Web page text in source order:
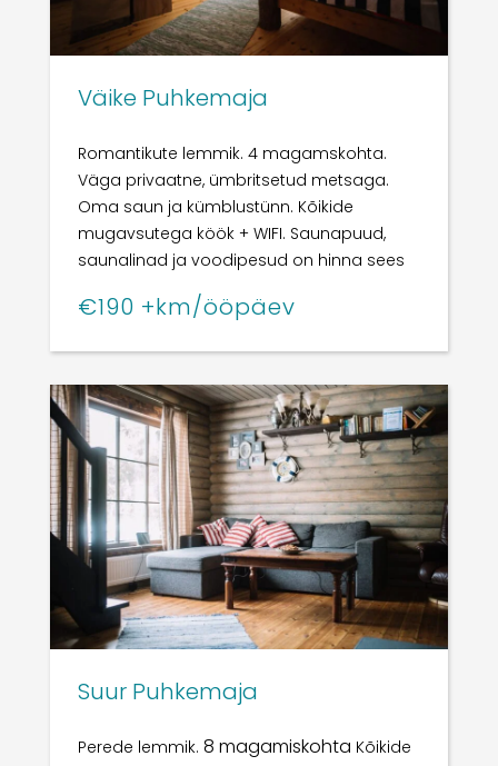
Väike Puhkemaja
Romantikute lemmik. 4 magamskohta.
Väga privaatne, ümbritsetud metsaga.
Oma saun ja kümblustünn. Kõikide
mugavsutega köök + WIFI. Saunapuud,
saunalinad ja voodipesud on hinna sees
€190 +km/ööpäev
Suur Puhkemaja
Perede lemmik. 8 magamiskohta Kõikide